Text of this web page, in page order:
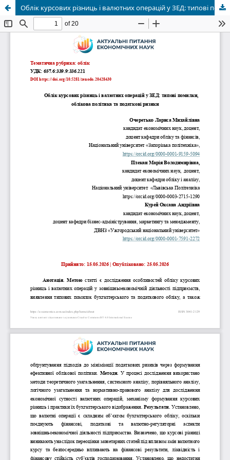
Облік курсових різниць і валютних операцій у ЗЕД: типові помилки, облікова політика та податкові ризики